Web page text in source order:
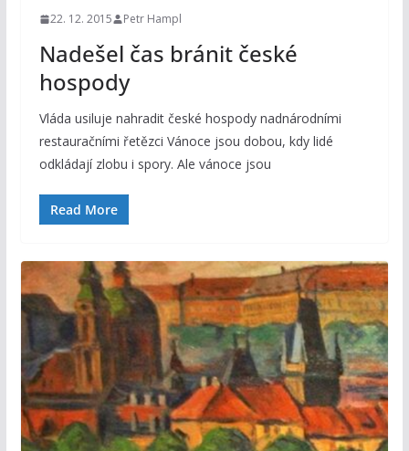
22. 12. 2015 Petr Hampl
Nadešel čas bránit české
hospody
Vláda usiluje nahradit české hospody nadnárodními
restauračními řetězci Vánoce jsou dobou, kdy lidé
odkládají zlobu i spory. Ale vánoce jsou
Read More